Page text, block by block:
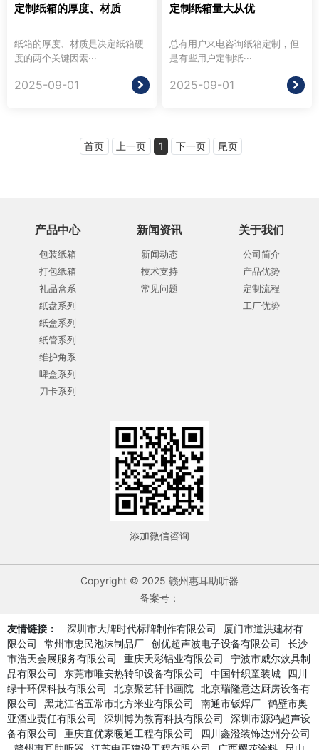
定制纸箱的厚度、材质
纸箱的厚度、材质是决定纸箱硬
度的两个关键因素···
2025-09-01
定制纸箱量大从优
总有用户来电咨询纸箱定制，但
是有些用户定制纸···
2025-09-01
首页 上一页 1 下一页 尾页
产品中心
包装纸箱
打包纸箱
礼品盒系
纸盘系列
纸盒系列
纸管系列
维护角系
啤盒系列
刀卡系列
新闻资讯
新闻动态
技术支持
常见问题
关于我们
公司简介
产品优势
定制流程
工厂优势
添加微信咨询
Copyright © 2025 赣州惠耳助听器
备案号：
友情链接： 深圳市大牌时代标牌制作有限公司
厦门市道洪建材有
限公司
常州市忠民泡沫制品厂 创优超声波电子设备有限公司
长沙
市浩天会展服务有限公司
重庆天彩铝业有限公司
宁波市威尔炊具制
品有限公司
东莞市唯安热转印设备有限公司 中国针织童装城
四川
绿十环保科技有限公司
北京聚艺轩书画院
北京瑞隆意达厨房设备有
限公司
黑龙江省五常市北方米业有限公司 南通市钣焊厂 鹤壁市奥
亚酒业责任有限公司
深圳博为教育科技有限公司
深圳市源鸿超声设
备有限公司
重庆宜优家暖通工程有限公司
四川鑫澄装饰达州分公司